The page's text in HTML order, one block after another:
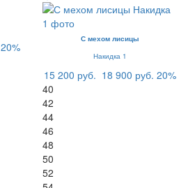
20%
С мехом лисицы
Накидка 1
15 200 руб. 18 900 руб. 20%
40
42
44
46
48
50
52